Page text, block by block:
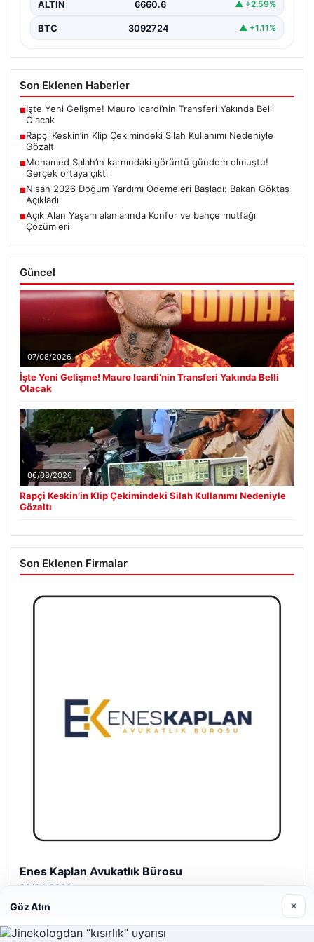
ALTIN 6660.6 ▲ +2.59%
BTC 3092724 ▲ +1.11%
Son Eklenen Haberler
■İşte Yeni Gelişme! Mauro Icardi’nin Transferi Yakında Belli
Olacak
■Rapçi Keskin’in Klip Çekimindeki Silah Kullanımı Nedeniyle
Gözaltı
■Mohamed Salah’ın karnındaki görüntü gündem olmuştu!
Gerçek ortaya çıktı
■Nisan 2026 Doğum Yardımı Ödemeleri Başladı: Bakan Göktaş
Açıkladı
■Açık Alan Yaşam alanlarında Konfor ve bahçe mutfağı
Çözümleri
Güncel
07/08/2026
İşte Yeni Gelişme! Mauro Icardi’nin Transferi Yakında Belli
Olacak
06/08/2026
Rapçi Keskin’in Klip Çekimindeki Silah Kullanımı Nedeniyle
Gözaltı
Son Eklenen Firmalar
Enes Kaplan Avukatlık Bürosu
28/04/2026
Göz Atın ×